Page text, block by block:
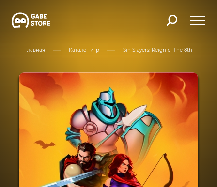
Главная Каталог игр Sin Slayers: Reign of The 8th